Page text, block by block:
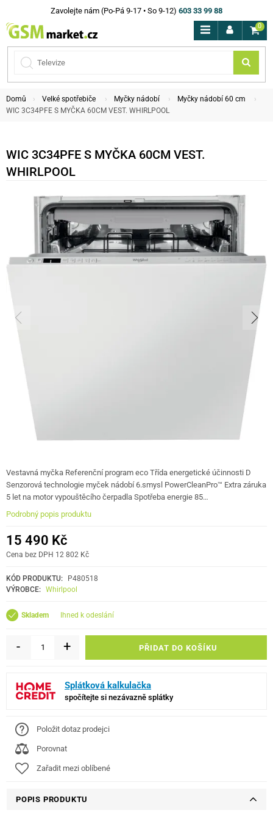
Zavolejte nám (Po-Pá 9-17 • So 9-12) 603 33 99 88
0
Domů Velké spotřebiče Myčky nádobí
Myčky nádobí 60 cm
WIC 3C34PFE S MYČKA 60CM VEST. WHIRLPOOL
WIC 3C34PFE S MYČKA 60CM VEST.
WHIRLPOOL
Vestavná myčka Referenční program eco Třída energetické účinnosti D
Senzorová technologie myček nádobí 6.smysl PowerCleanPro™ Extra záruka
5 let na motor vypouštěcího čerpadla Spotřeba energie 85…
Podrobný popis produktu
15 490 Kč
Cena bez DPH 12 802 Kč
KÓD PRODUKTU:
P480518
VÝROBCE: Whirlpool
Skladem ihned k odeslání
- + PŘIDAT DO KOŠÍKU
Splátková kalkulačka
spočítejte si nezávazně splátky
Položit dotaz prodejci
Porovnat
Zařadit mezi oblíbené
POPIS PRODUKTU